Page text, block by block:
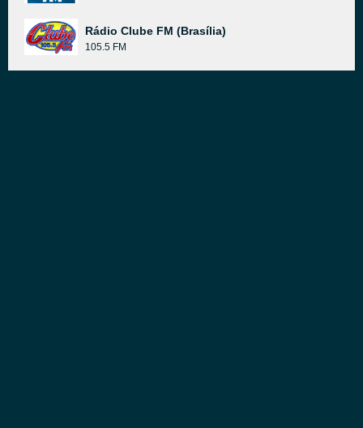
Rádio Clube FM (Brasília)
105.5 FM